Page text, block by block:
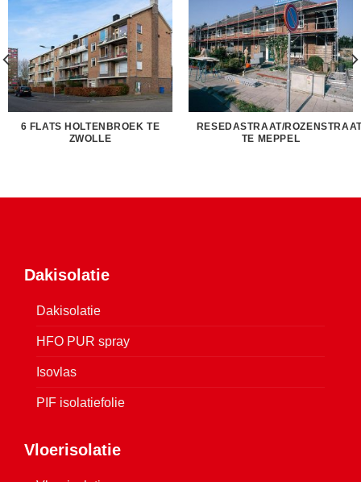
6 FLATS HOLTENBROEK TE
ZWOLLE
RESEDASTRAAT/
TE MEPPEL
Dakisolatie
Dakisolatie
HFO PUR spray
Isovlas
PIF isolatiefolie
Vloerisolatie